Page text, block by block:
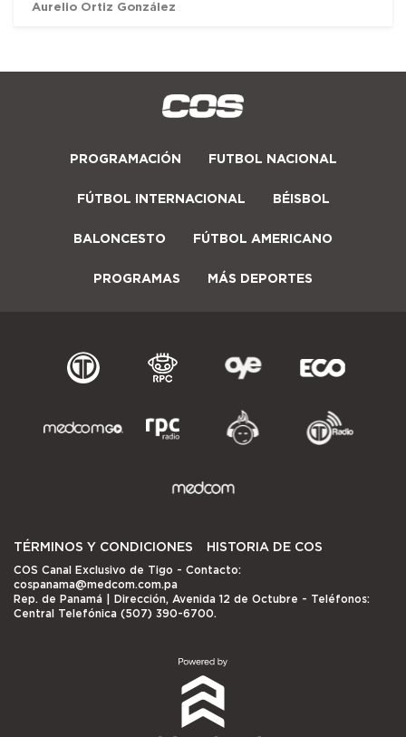
Aurelio Ortiz González
PROGRAMACIÓN FUTBOL NACIONAL
FÚTBOL INTERNACIONAL BÉISBOL
BALONCESTO FÚTBOL AMERICANO
PROGRAMAS MÁS DEPORTES
TÉRMINOS Y CONDICIONES HISTORIA DE COS
COS Canal Exclusivo de Tigo - Contacto:
cospanama@medcom.com.pa
Rep. de Panamá | Dirección, Avenida 12 de Octubre - Teléfonos:
Central Telefónica (507) 390-6700.